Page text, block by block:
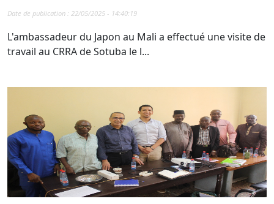
Date de publication : 22/05/2025 - 14:40:19
L'ambassadeur du Japon au Mali a effectué une visite de
travail au CRRA de Sotuba le l...